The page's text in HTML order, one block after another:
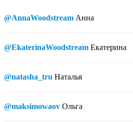
@AnnaWoodstream Анна
@EkaterinaWoodstream Екатерина
@natasha_tru Наталья
@maksimowaov Ольга